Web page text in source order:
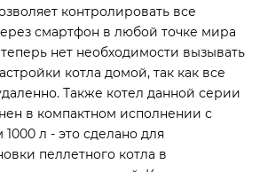
контролировать все
смартфон в любой точке мира
теперь нет необходимости вызывать
котла домой, так как все
Также котел данной серии
в компактном исполнении с
л - это сделано для
пеллетного котла в